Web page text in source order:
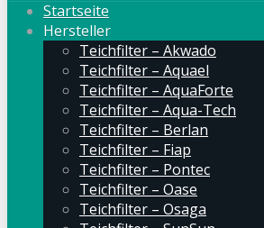
Startseite
Hersteller
Teichfilter – Akwado
Teichfilter – Aquael
Teichfilter – AquaForte
Teichfilter – Aqua-Tech
Teichfilter – Berlan
Teichfilter – Fiap
Teichfilter – Pontec
Teichfilter – Oase
Teichfilter – Osaga